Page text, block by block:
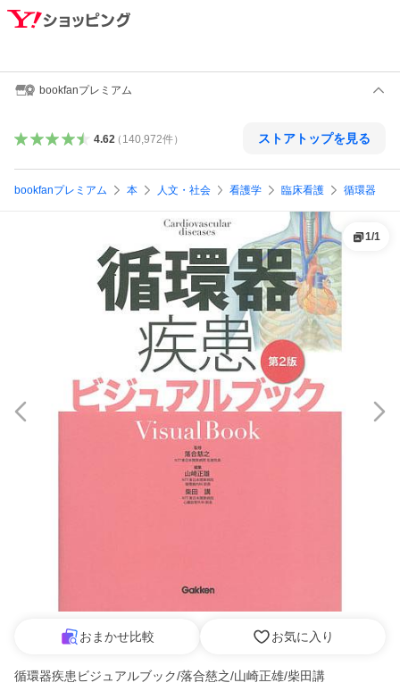
bookfanプレミアム
4.62（ 140,972件） ストアトップを見る
bookfanプレミアム 本 人文・社会 看護学 臨床看護 循環器
1/1
おまかせ比較 お気に入り
循環器疾患ビジュアルブック/落合慈之/山崎正雄/柴田講